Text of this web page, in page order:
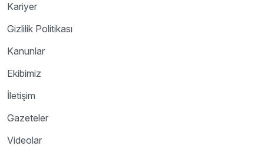
Kariyer
Gizlilik Politikası
Kanunlar
Ekibimiz
İletişim
Gazeteler
Videolar